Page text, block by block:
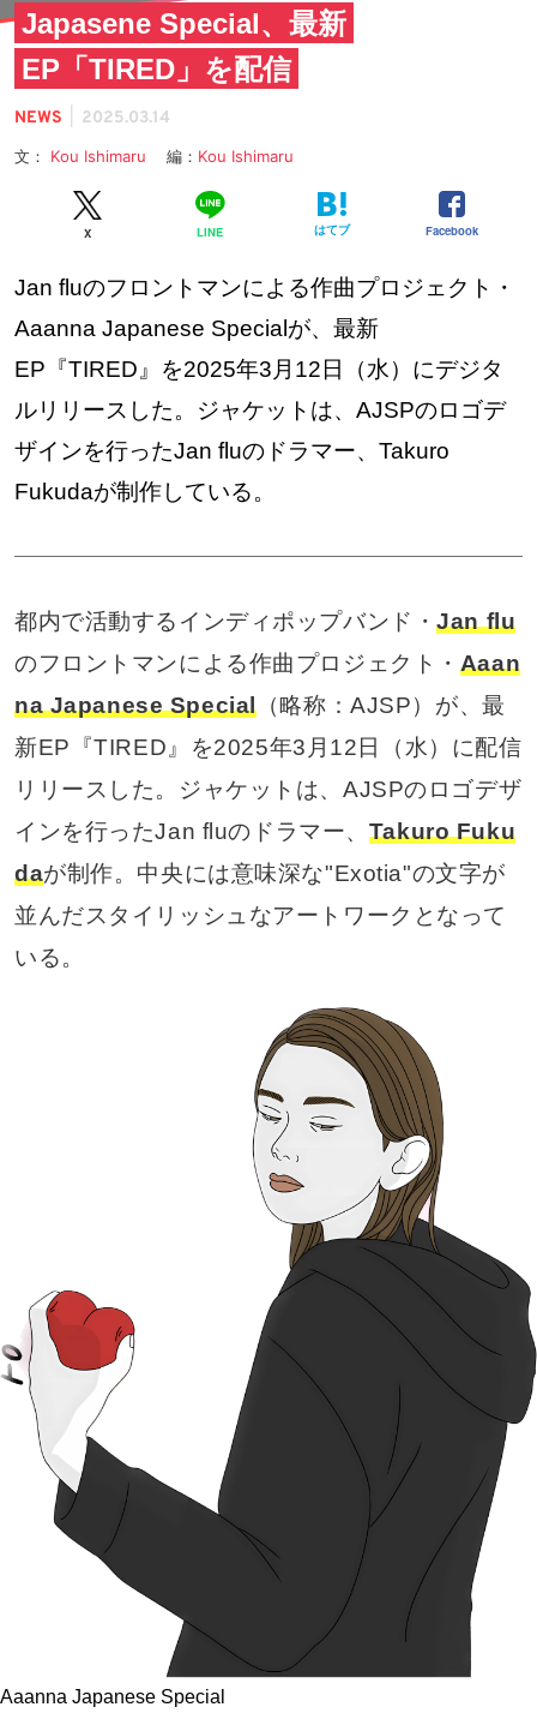
Japasene Special、最新
EP「TIRED」を配信
NEWS 2025.03.14
文： Kou Ishimaru 編： Kou Ishimaru
X LINE はてブ Facebook
Jan fluのフロントマンによる作曲プロジェクト・
Aaanna Japanese Specialが、最新
EP『TIRED』を2025年3月12日（水）にデジタ
ルリリースした。ジャケットは、AJSPのロゴデ
ザインを行ったJan fluのドラマー、Takuro
Fukudaが制作している。
都内で活動するインディポップバンド・Jan flu
のフロントマンによる作曲プロジェクト・ Aaan
na Japanese Special（略称：AJSP）が、最
新EP『TIRED』を2025年3月12日（水）に配信
リリースした。ジャケットは、AJSPのロゴデザ
インを行ったJan fluのドラマー、 Takuro Fuku
daが制作。中央には意味深な"Exotia"の文字が
並んだスタイリッシュなアートワークとなって
いる。
Aaanna Japanese Special